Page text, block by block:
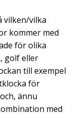
vilken/vilka
kommer med
för olika
golf eller
till exempel
för
ännu
med